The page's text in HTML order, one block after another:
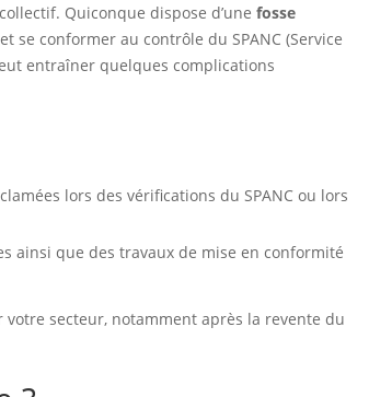
Quiconque dispose d’une fosse
se conformer au contrôle du SPANC (Service
entraîner quelques complications
lors des vérifications du SPANC ou lors
ainsi que des travaux de mise en conformité
secteur, notamment après la revente du